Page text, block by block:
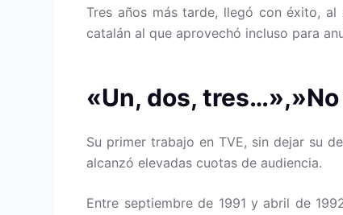
Tres años más tarde, llegó con éxito,
catalán al que aprovechó incluso para
«Un, dos,
Su primer trabajo en TVE, sin dejar su
alcanzó elevadas cuotas de audiencia.
Entre septiembre de 1991 y abril de